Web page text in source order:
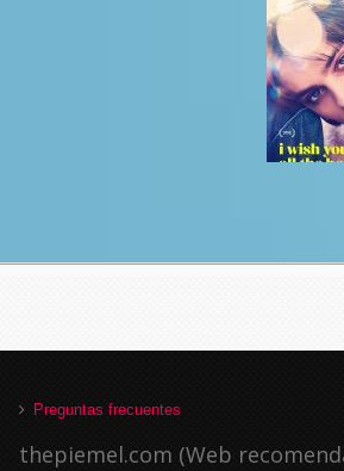
Preguntas frecuentes
thepiemel.com (Web